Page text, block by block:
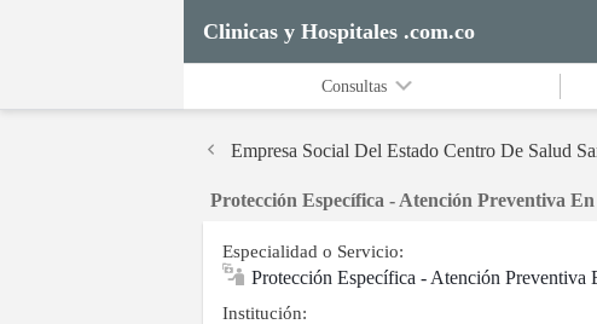
Clinicas y Hospitales .com.co
Consultas
Empresa Social Del Estado Centro De Salud
Protección Específica - Atención Preventiva
Especialidad o Servicio:
Protección Específica - Atención Preventiva
Institución: